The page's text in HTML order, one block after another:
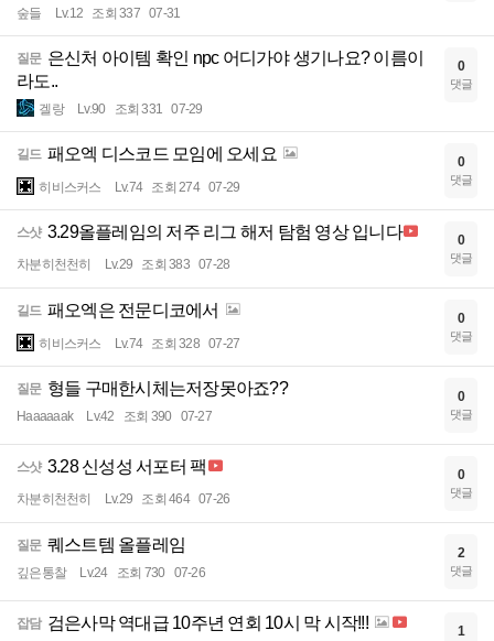
숲들 Lv.12 조회 337 07-31
질문 은신처 아이템 확인 npc 어디가야 생기나요? 이름이
라도..
겔랑 Lv.90 조회 331 07-29
0
댓글
길드 패오엑 디스코드 모임에 오세요
히비스커스 Lv.74 조회 274 07-29
0
댓글
스샷 3.29올플레임의 저주 리그 해저 탐험 영상 입니다
차분히천천히 Lv.29 조회 383 07-28
0
댓글
길드 패오엑은 전문디코에서
히비스커스 Lv.74 조회 328 07-27
0
댓글
질문 형들 구매한시체는저장못아죠??
Haaaaaak Lv.42 조회 390 07-27
0
댓글
스샷 3.28 신성성 서포터 팩
차분히천천히 Lv.29 조회 464 07-26
0
댓글
질문 퀘스트템 올플레임
깊은통찰 Lv.24 조회 730 07-26
2
댓글
잡담 검은사막 역대급 10주년 연회 10시 막 시작!!! 1